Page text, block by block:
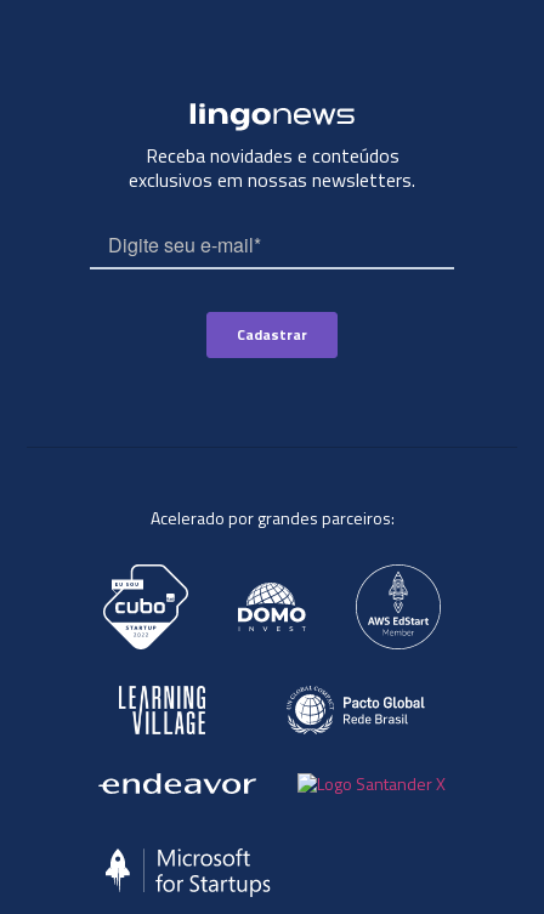
Receba novidades e conteúdos
exclusivos em nossas newsletters.
Acelerado por grandes parceiros: